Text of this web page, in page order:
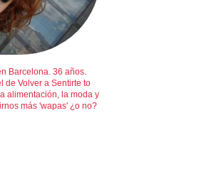
Barcelona. 36 años.
de Volver a Sentirte to
alimentación, la moda y
más 'wapas' ¿o no?